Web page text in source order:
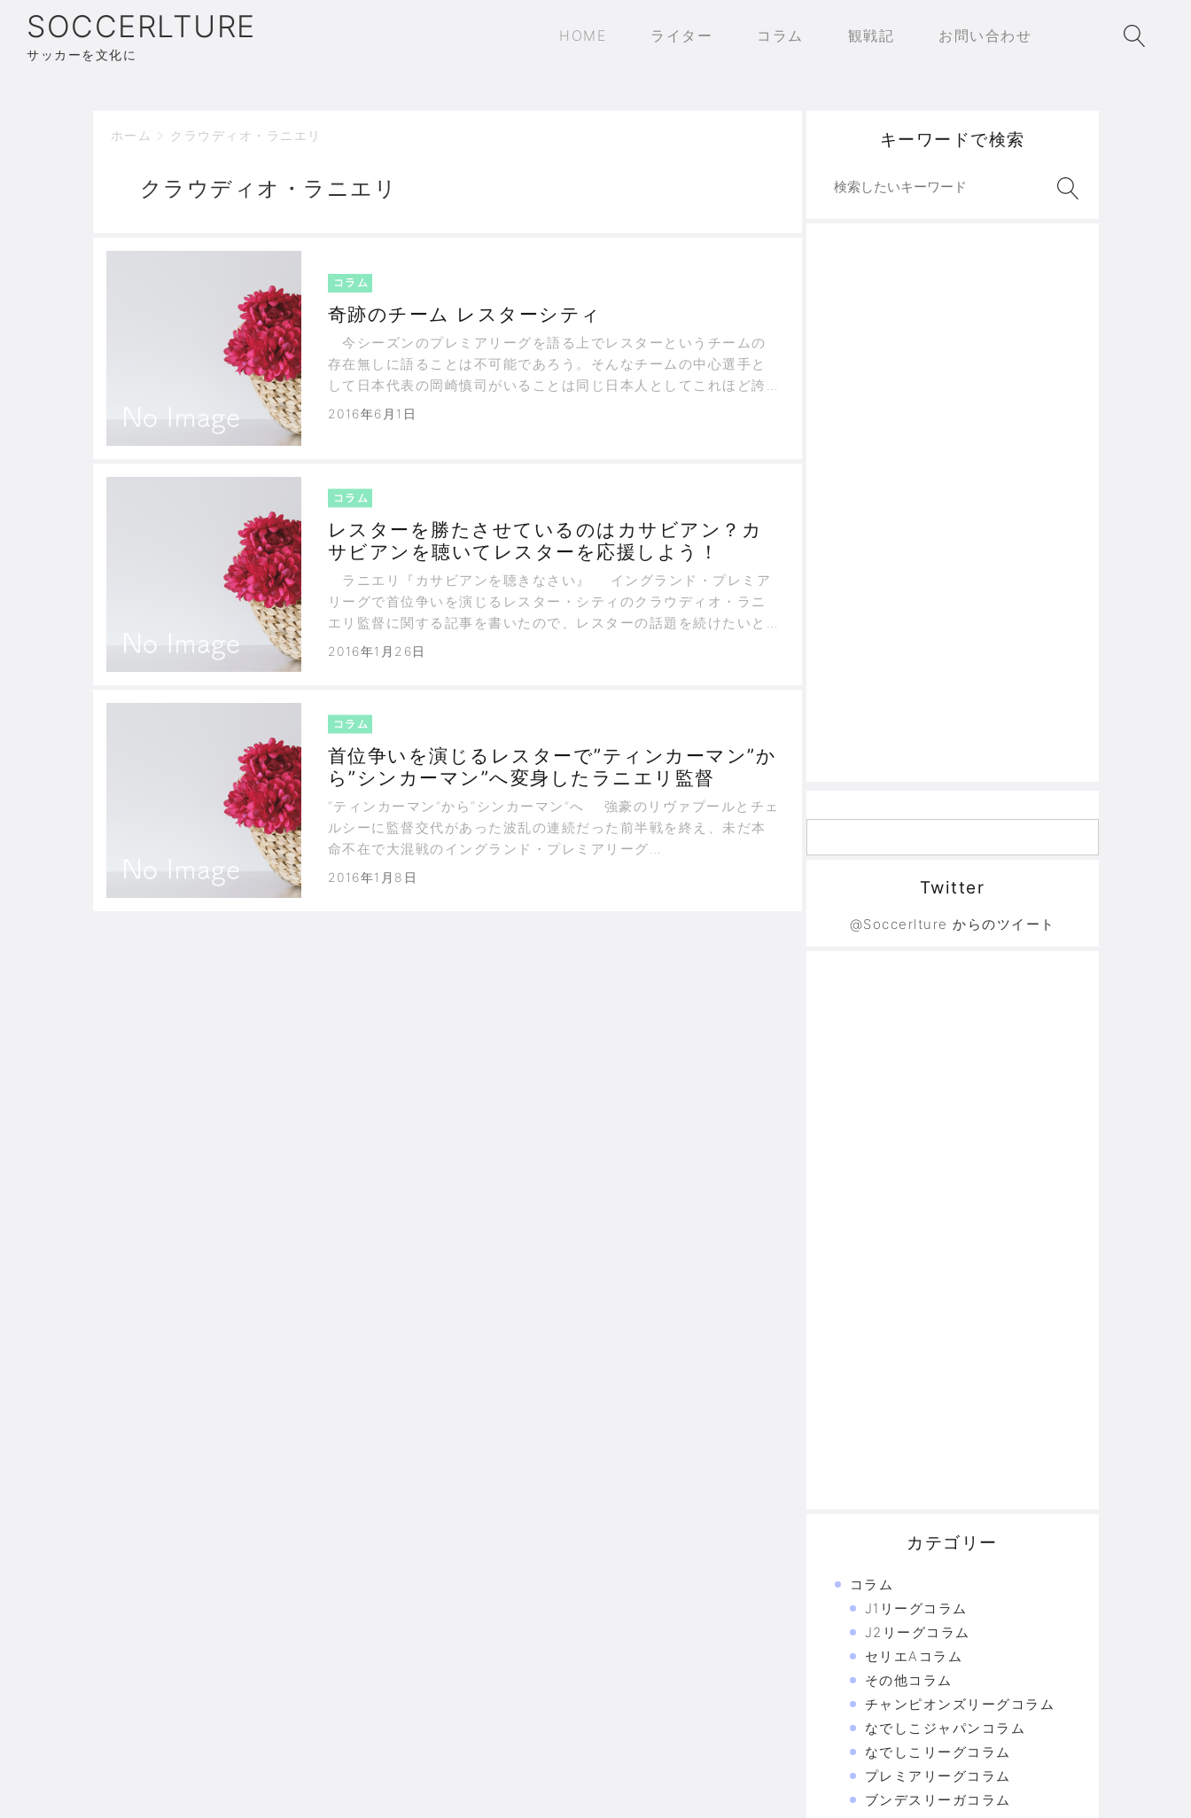
SOCCERLTURE
サッカーを文化に
HOME ライター コラム 観戦記 お問い合わせ
ホーム クラウディオ・ラニエリ
クラウディオ・ラニエリ
コラム
奇跡のチーム レスターシティ
今シーズンのプレミアリーグを語る上でレスターというチームの
存在無しに語ることは不可能であろう。そんなチームの中心選手と
して日本代表の岡崎慎司がいることは同じ日本人としてこれほど誇
らしいことはない。
2016年6月1日
コラム
レスターを勝たさせているのはカサビアン？カ
サビアンを聴いてレスターを応援しよう！
ラニエリ『カサビアンを聴きなさい』 イングランド・プレミア
リーグで首位争いを演じるレスター・シティのクラウディオ・ラニ
エリ監督に関する記事を書いたので、レスターの話題を続けたいと
思います。
2016年1月26日
コラム
首位争いを演じるレスターで”ティンカーマン”か
ら”シンカーマン”へ変身したラニエリ監督
“ティンカーマン”から“シンカーマン”へ 強豪のリヴァプールとチェ
ルシーに監督交代があった波乱の連続だった前半戦を終え、未だ本
命不在で大混戦のイングランド・プレミアリーグ…
2016年1月8日
キーワードで検索
Twitter
@Soccerlture からのツイート
カテゴリー
コラム
J1リーグコラム
J2リーグコラム
セリエAコラム
その他コラム
チャンピオンズリーグコラム
なでしこジャパンコラム
なでしこリーグコラム
プレミアリーグコラム
ブンデスリーガコラム